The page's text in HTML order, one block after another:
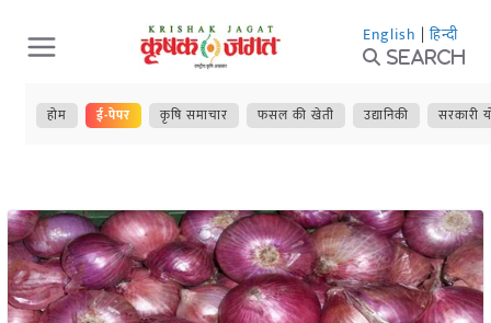
Skip
to
content
English | हिन्दी
Search
होम ई-पेपर कृषि समाचार फसल की खेती उद्यानिकी सरकारी